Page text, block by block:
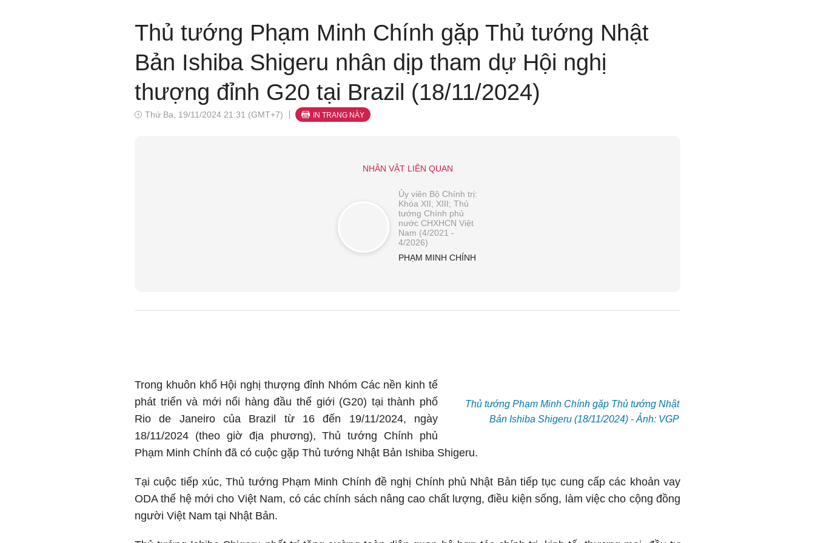
Thủ tướng Phạm Minh Chính gặp Thủ tướng Nhật
Bản Ishiba Shigeru nhân dịp tham dự Hội nghị
thượng đỉnh G20 tại Brazil (18/11/2024)
Thứ Ba, 19/11/2024 21:31 (GMT+7) IN TRANG NÀY
NHÂN VẬT LIÊN QUAN
Ủy viên Bộ Chính trị:
Khóa XII, XIII; Thủ
tướng Chính phủ
nước CHXHCN Việt
Nam (4/2021 -
4/2026)
PHẠM MINH CHÍNH
Thủ tướng Phạm Minh Chính gặp Thủ tướng Nhật
Bản Ishiba Shigeru (18/11/2024) - Ảnh: VGP
Trong khuôn khổ Hội nghị thượng đỉnh Nhóm Các nền kinh tế
phát triển và mới nổi hàng đầu thế giới (G20) tại thành phố
Rio de Janeiro của Brazil từ 16 đến 19/11/2024, ngày
18/11/2024 (theo giờ địa phương), Thủ tướng Chính phủ
Phạm Minh Chính đã có cuộc gặp Thủ tướng Nhật Bản Ishiba Shigeru.
Tại cuộc tiếp xúc, Thủ tướng Phạm Minh Chính đề nghị Chính phủ Nhật Bản tiếp tục cung cấp các khoản vay
ODA thế hệ mới cho Việt Nam, có các chính sách nâng cao chất lượng, điều kiện sống, làm việc cho cộng đồng
người Việt Nam tại Nhật Bản.